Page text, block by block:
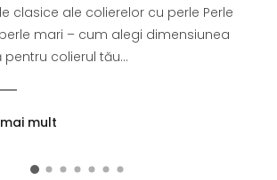
clasice ale colierelor cu perle Perle
mari – cum alegi dimensiunea
pentru colierul tău...
mult